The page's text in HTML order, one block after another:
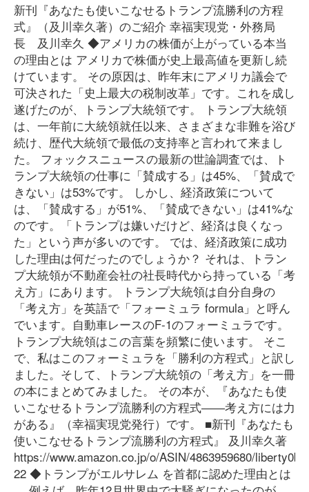
新刊『あなたも使いこなせるトランプ流勝利の方程
式』（及川幸久著）のご紹介 幸福実現党・外務局
長 及川幸久 ◆アメリカの株価が上がっている本当
の理由とは アメリカで株価が史上最高値を更新し続
けています。 その原因は、昨年末にアメリカ議会で
可決された「史上最大の税制改革」です。これを成し
遂げたのが、トランプ大統領です。 トランプ大統領
は、一年前に大統領就任以来、さまざまな非難を浴び
続け、歴代大統領で最低の支持率と言われて来まし
た。 フォックスニュースの最新の世論調査では、ト
ランプ大統領の仕事に「賛成する」は45%、「賛成で
きない」は53%です。 しかし、経済政策について
は、「賛成する」が51%、「賛成できない」は41%な
のです。「トランプは嫌いだけど、経済は良くなっ
た」という声が多いのです。 では、経済政策に成功
した理由は何だったのでしょうか？ それは、トラン
プ大統領が不動産会社の社長時代から持っている「考
え方」にあります。 トランプ大統領は自分自身の
「考え方」を英語で「フォーミュラ formula」と呼ん
でいます。自動車レースのF-1のフォーミュラです。
トランプ大統領はこの言葉を頻繁に使います。 そこ
で、私はこのフォーミュラを「勝利の方程式」と訳し
ました。そして、トランプ大統領の「考え方」を一冊
の本にまとめてみました。 その本が、『あなたも使
いこなせるトランプ流勝利の方程式――考え方には力
がある』（幸福実現党発行）です。 ■新刊『あなたも
使いこなせるトランプ流勝利の方程式』 及川幸久著
https://www.amazon.co.jp/o/ASIN/4863959680/liberty0b-
22 ◆トランプがエルサレム を首都に認めた理由とは